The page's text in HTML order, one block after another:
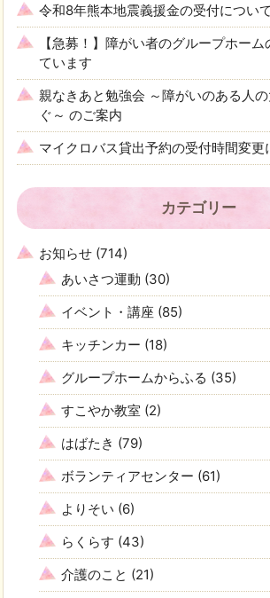
令和8年熊本地震義援金の受付について
【急募！】障がい者のグループホー
ています
親なきあと勉強会 ～障がいのある人
ぐ～ のご案内
マイクロバス貸出予約の受付時間変更
カテゴリー
お知らせ (714)
あいさつ運動 (30)
イベント・講座 (85)
キッチンカー (18)
グループホームからふる (35)
すこやか教室 (2)
はばたき (79)
ボランティアセンター (61)
よりそい (6)
らくらす (43)
介護のこと (21)